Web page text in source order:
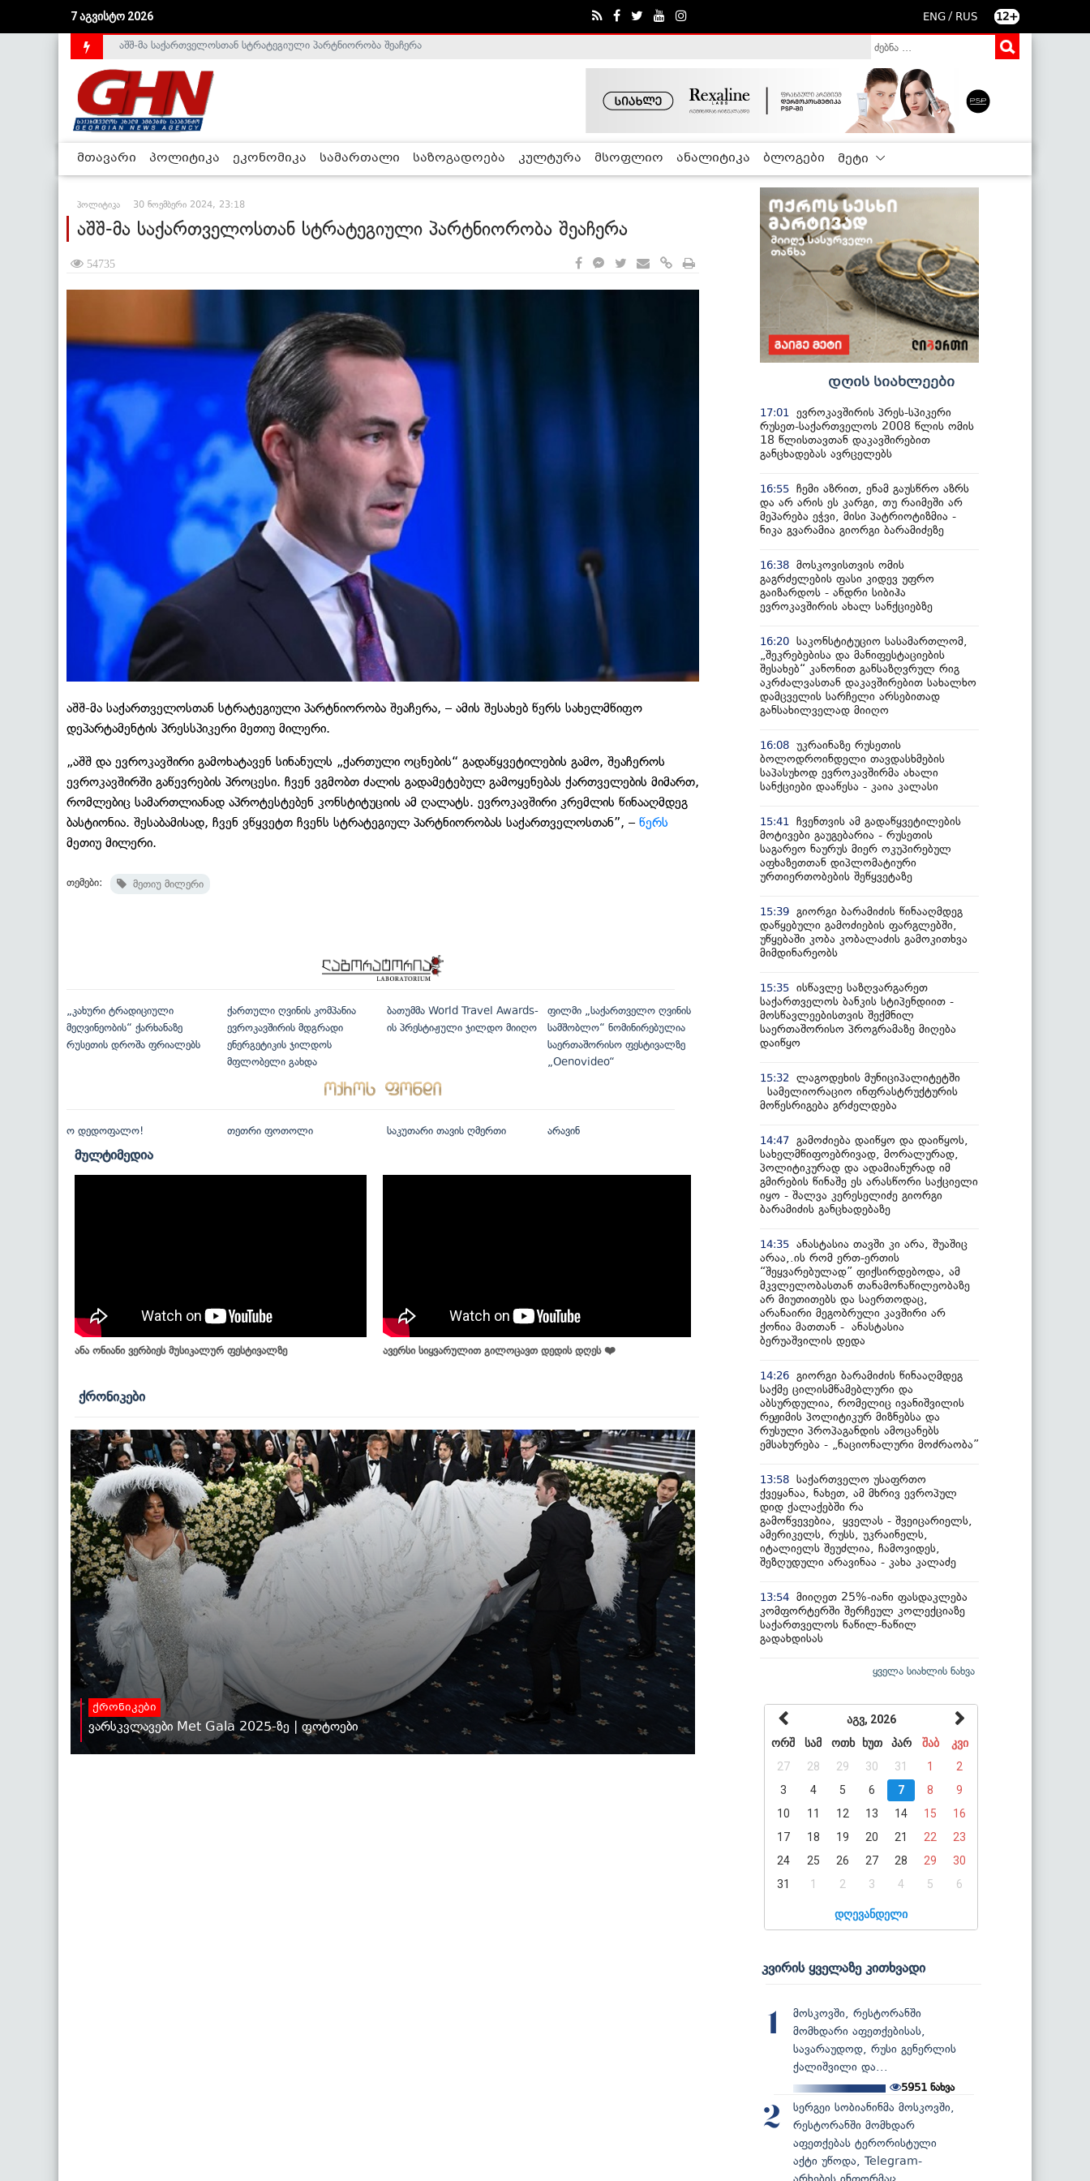
7 აგვისტო 2026 ENG / RUS 12+
საქართველოს დე-ფაქტო მთავრობა არალეგიტიმურია - ჰელსინკის კომისია
აშშ-მა საქართველოსთან სტრატეგიული პარტნიორობა შეაჩერა
მთავარი პოლიტიკა ეკონომიკა სამართალი საზოგადოება კულტურა მსოფლიო ანალიტიკა ბლოგები მეტი
პოლიტიკა 30 ნოემბერი 2024, 23:18
აშშ-მა საქართველოსთან სტრატეგიული პარტნიორობა შეაჩერა
54735
აშშ-მა საქართველოსთან სტრატეგიული პარტნიორობა შეაჩერა, – ამის შესახებ წერს სახელმწიფო
დეპარტამენტის პრესსპიკერი მეთიუ მილერი.
„აშშ და ევროკავშირი გამოხატავენ სინანულს „ქართული ოცნების“ გადაწყვეტილების გამო, შეაჩეროს
ევროკავშირში გაწევრების პროცესი. ჩვენ ვგმობთ ძალის გადამეტებულ გამოყენებას ქართველების მიმართ,
რომლებიც სამართლიანად აპროტესტებენ კონსტიტუციის ამ ღალატს. ევროკავშირი კრემლის წინააღმდეგ
ბასტიონია. შესაბამისად, ჩვენ ვწყვეტთ ჩვენს სტრატეგიულ პარტნიორობას საქართველოსთან”, – წერს
მეთიუ მილერი.
თემები: მეთიუ მილერი
„კახური ტრადიციული
მეღვინეობის“ ქარხანაზე
რუსეთის დროშა ფრიალებს
ქართული ღვინის კომპანია
ევროკავშირის მდგრადი
ენერგეტიკის ჯილდოს
მფლობელი გახდა
ბათუმმა World Travel Awards-
ის პრესტიჟული ჯილდო მიიღო
ფილმი „საქართველო ღვინის
სამშობლო“ ნომინირებულია
საერთაშორისო ფესტივალზე
„Oenovideo“
ო დედოფალო! თეთრი ფოთოლი საკუთარი თავის ღმერთი არავინ
მულტიმედია
ანა ონიანი ვერბიეს მუსიკალურ ფესტივალზე ავერსი სიყვარულით გილოცავთ დედის დღეს ❤️
ქრონიკები
ქრონიკები
ვარსკვლავები Met Gala 2025-ზე | ფოტოები
დღის სიახლეები
17:01
ევროკავშირის პრეს-სპიკერი
რუსეთ-საქართველოს 2008 წლის ომის
18 წლისთავთან დაკავშირებით
განცხადებას ავრცელებს
16:55 ჩემი აზრით, ენამ გაუსწრო აზრს
და არ არის ეს კარგი, თუ რაიმეში არ
მეპარება ეჭვი, მისი პატრიოტიზმია -
ნიკა გვარამია გიორგი ბარამიძეზე
16:38 მოსკოვისთვის ომის
გაგრძელების ფასი კიდევ უფრო
გაიზარდოს - ანდრი სიბიჰა
ევროკავშირის ახალ სანქციებზე
16:20 საკონსტიტუციო სასამართლომ,
„შეკრებებისა და მანიფესტაციების
შესახებ“ კანონით განსაზღვრულ რიგ
აკრძალვასთან დაკავშირებით სახალხო
დამცველის სარჩელი არსებითად
განსახილველად მიიღო
16:08 უკრაინაზე რუსეთის
ბოლოდროინდელი თავდასხმების
საპასუხოდ ევროკავშირმა ახალი
სანქციები დააწესა - კაია კალასი
15:41
ჩვენთვის ამ გადაწყვეტილების
მოტივები გაუგებარია - რუსეთის
საგარეო ნაურუს მიერ ოკუპირებულ
აფხაზეთთან დიპლომატიური
ურთიერთობების შეწყვეტაზე
15:39 გიორგი ბარამიძის წინააღმდეგ
დაწყებული გამოძიების ფარგლებში,
უწყებაში კობა კობალაძის გამოკითხვა
მიმდინარეობს
15:35 ისწავლე საზღვარგარეთ
საქართველოს ბანკის სტიპენდიით -
მოსწავლეებისთვის შექმნილ
საერთაშორისო პროგრამაზე მიღება
დაიწყო
15:32
ლაგოდეხის მუნიციპალიტეტში
სამელიორაციო ინფრასტრუქტურის
მოწესრიგება გრძელდება
14:47 გამოძიება დაიწყო და დაიწყოს,
სახელმწიფოებრივად, მორალურად,
პოლიტიკურად და ადამიანურად იმ
გმირების წინაშე ეს არასწორი საქციელი
იყო - შალვა კერესელიძე გიორგი
ბარამიძის განცხადებაზე
14:35 ანასტასია თავში კი არა, შუაშიც
არაა,.ის რომ ერთ-ერთის
“შეყვარებულად” ფიქსირდებოდა, ამ
მკვლელობასთან თანამონაწილეობაზე
არ მიუთითებს და საერთოდაც,
არანაირი მეგობრული კავშირი არ
ქონია მათთან - ანასტასია
ბერუაშვილის დედა
14:26 გიორგი ბარამიძის წინააღმდეგ
საქმე ცილისმწამებლური და
აბსურდულია, რომელიც ივანიშვილის
რეჟიმის პოლიტიკურ მიზნებსა და
რუსული პროპაგანდის ამოცანებს
ემსახურება - „ნაციონალური მოძრაობა”
13:58 საქართველო უსაფრთო
ქვეყანაა, ნახეთ, ამ მხრივ ევროპულ
დიდ ქალაქებში რა
გამოწვევებია, ყველას - შვეიცარიელს,
ამერიკელს, რუსს, უკრაინელს,
იტალიელს შეუძლია, ჩამოვიდეს,
შეზღუდული არავინაა - კახა კალაძე
13:54 მიიღეთ 25%-იანი ფასდაკლება
კომფორტერში შერჩეულ კოლექციაზე
საქართველოს ნაწილ-ნაწილ
გადახდისას
ყველა სიახლის ნახვა
აგვ, 2026
ორშ
სამ ოთხ ხუთ პარ შაბ
კვი
27
28 29 30 31 1
2
3
4 5 6 7 8
9
10
11 12 13 14 15
16
17
18 19 20 21 22
23
24
25 26 27 28 29
30
31
1 2 3 4 5 6
დღევანდელი
კვირის ყველაზე კითხვადი
1
მოსკოვში, რესტორანში
მომხდარი აფეთქებისას,
სავარაუდოდ, რუსი გენერლის
ქალიშვილი და...
5951 ნახვა
2
სერგეი სობიანინმა მოსკოვში,
რესტორანში მომხდარ
აფეთქებას ტერორისტული
აქტი უწოდა, Telegram-